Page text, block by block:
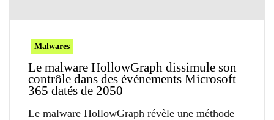
Malwares
Le malware HollowGraph dissimule son
contrôle dans des événements Microsoft
365 datés de 2050
Le malware HollowGraph révèle une méthode